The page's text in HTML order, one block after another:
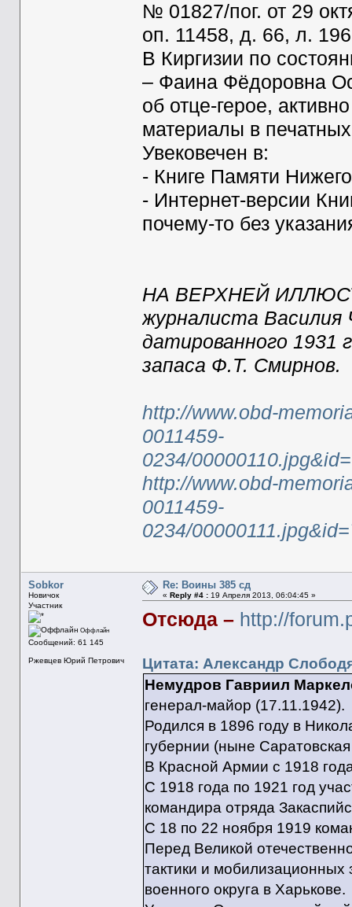
№ 01827/пог. от 29
оп. 11458, д. 66, л.
В Киргизии по
– Фаина Фёдоровна
об отце-герое,
материалы в
Увековечен в:
- Книге Памяти
- Интернет-версии
почему-то без
НА ВЕРХНЕЙ
журналиста
датированного 1931
запаса Ф.Т. Смирнов.
http://www.obd-
0011459-
0234/
http://www.obd-
0011459-
0234/
Sobkor
Новичок
Участник
Оффлайн
Сообщений: 61 145
Ржевцев Юрий Петрович
Re: Воины 385 сд
«Reply #4 : 19 Апреля 2013, 06:04:45 »
Отсюда – http://
Цитата: Александр
Немудров Гавриил
генерал-майор (17.11.1942).
Родился в 1896 году в
губернии (ныне
В Красной Армии с 1918
С 1918 года по 1921 год
командира отряда
С 18 по 22 ноября 1919
Перед Великой
тактики и
военного округа в Харькове.